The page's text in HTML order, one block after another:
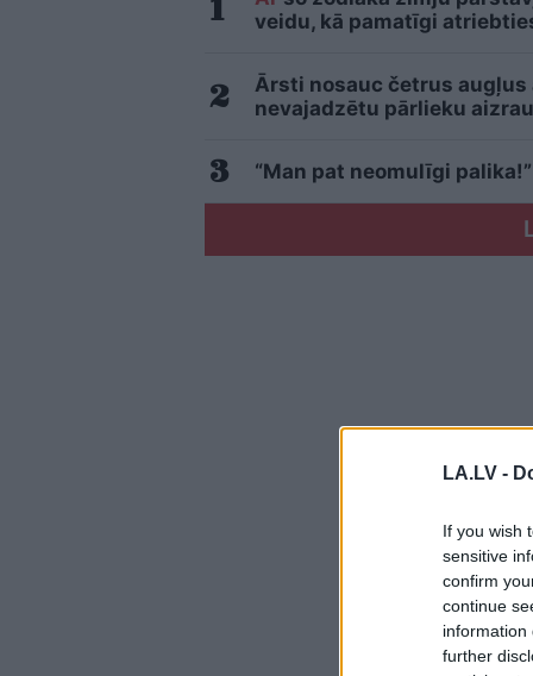
LA.LV -
If you wish
sensitive
confirm
continue
information
further
veidu, kā pamatīgi
Ārsti nosauc četrus augļus
nevajadzētu pārlieku
“Man pat neomulīgi